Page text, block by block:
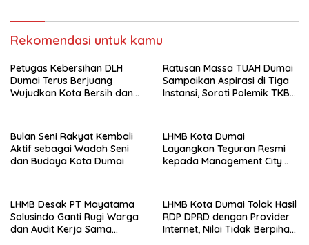
Rekomendasi untuk kamu
Petugas Kebersihan DLH
Dumai Terus Berjuang
Wujudkan Kota Bersih dan
Ratusan Massa TUAH Dumai
Sampaikan Aspirasi di Tiga
Instansi, Soroti Polemik TKBM
Bulan Seni Rakyat Kembali
Aktif sebagai Wadah Seni
dan Budaya Kota Dumai
LHMB Kota Dumai
Layangkan Teguran Resmi
kepada Management City
kepada Masyarakat
LHMB Desak PT Mayatama
Solusindo Ganti Rugi Warga
dan Audit Kerja Sama
LHMB Kota Dumai Tolak Hasil
RDP DPRD dengan Provider
Internet, Nilai Tidak Berpihak